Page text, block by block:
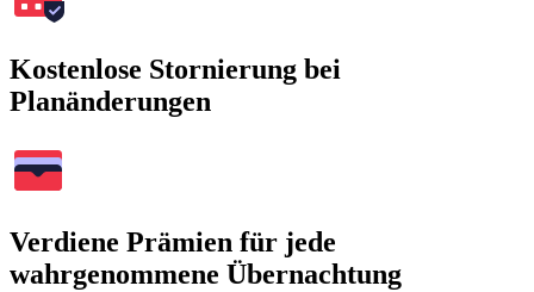
Kostenlose Stornierung bei
Planänderungen
Verdiene Prämien für jede
wahrgenommene Übernachtung